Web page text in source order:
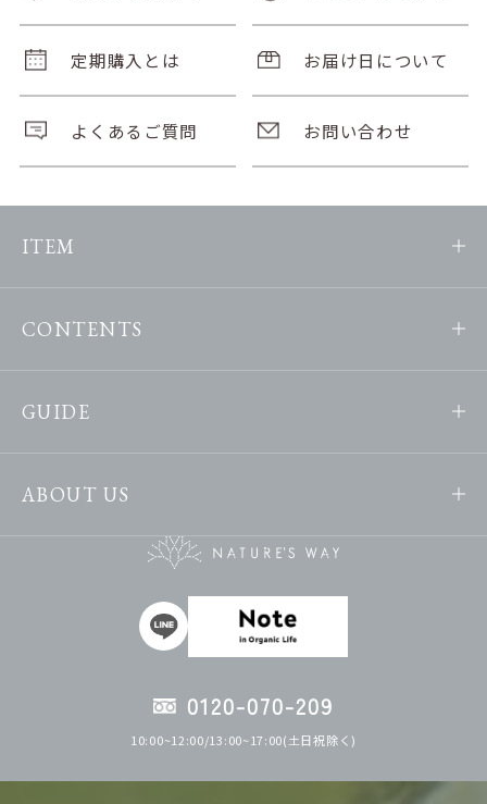
定期購入とは お届け日について
よくあるご質問 お問い合わせ
ITEM
CONTENTS
GUIDE
ABOUT US
0120-070-209
10:00~12:00/13:00~17:00(土日祝除く)